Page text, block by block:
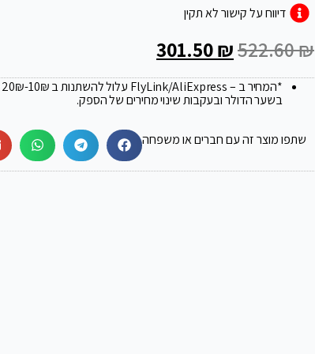
דיווח על קישור לא תקין
522.60₪
301.50₪
*המחיר ב – FlyLink/AliExpress עלול להשתנות ב 20 ₪
בשער הדולר ובעקבות שינוי מחירים של הספק.
שתפו מוצר זה עם חברים או משפחה